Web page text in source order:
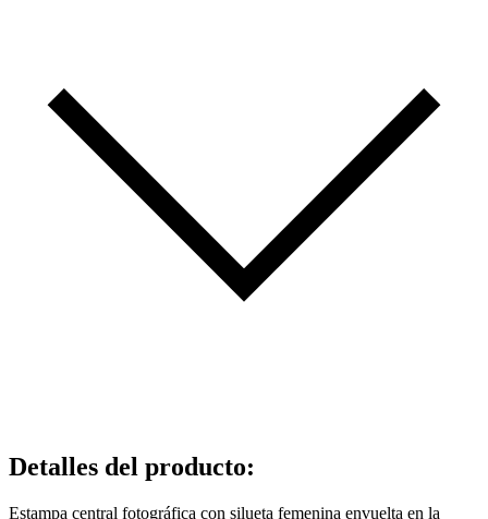
Detalles del producto:
Estampa central fotográfica con silueta femenina envuelta en la